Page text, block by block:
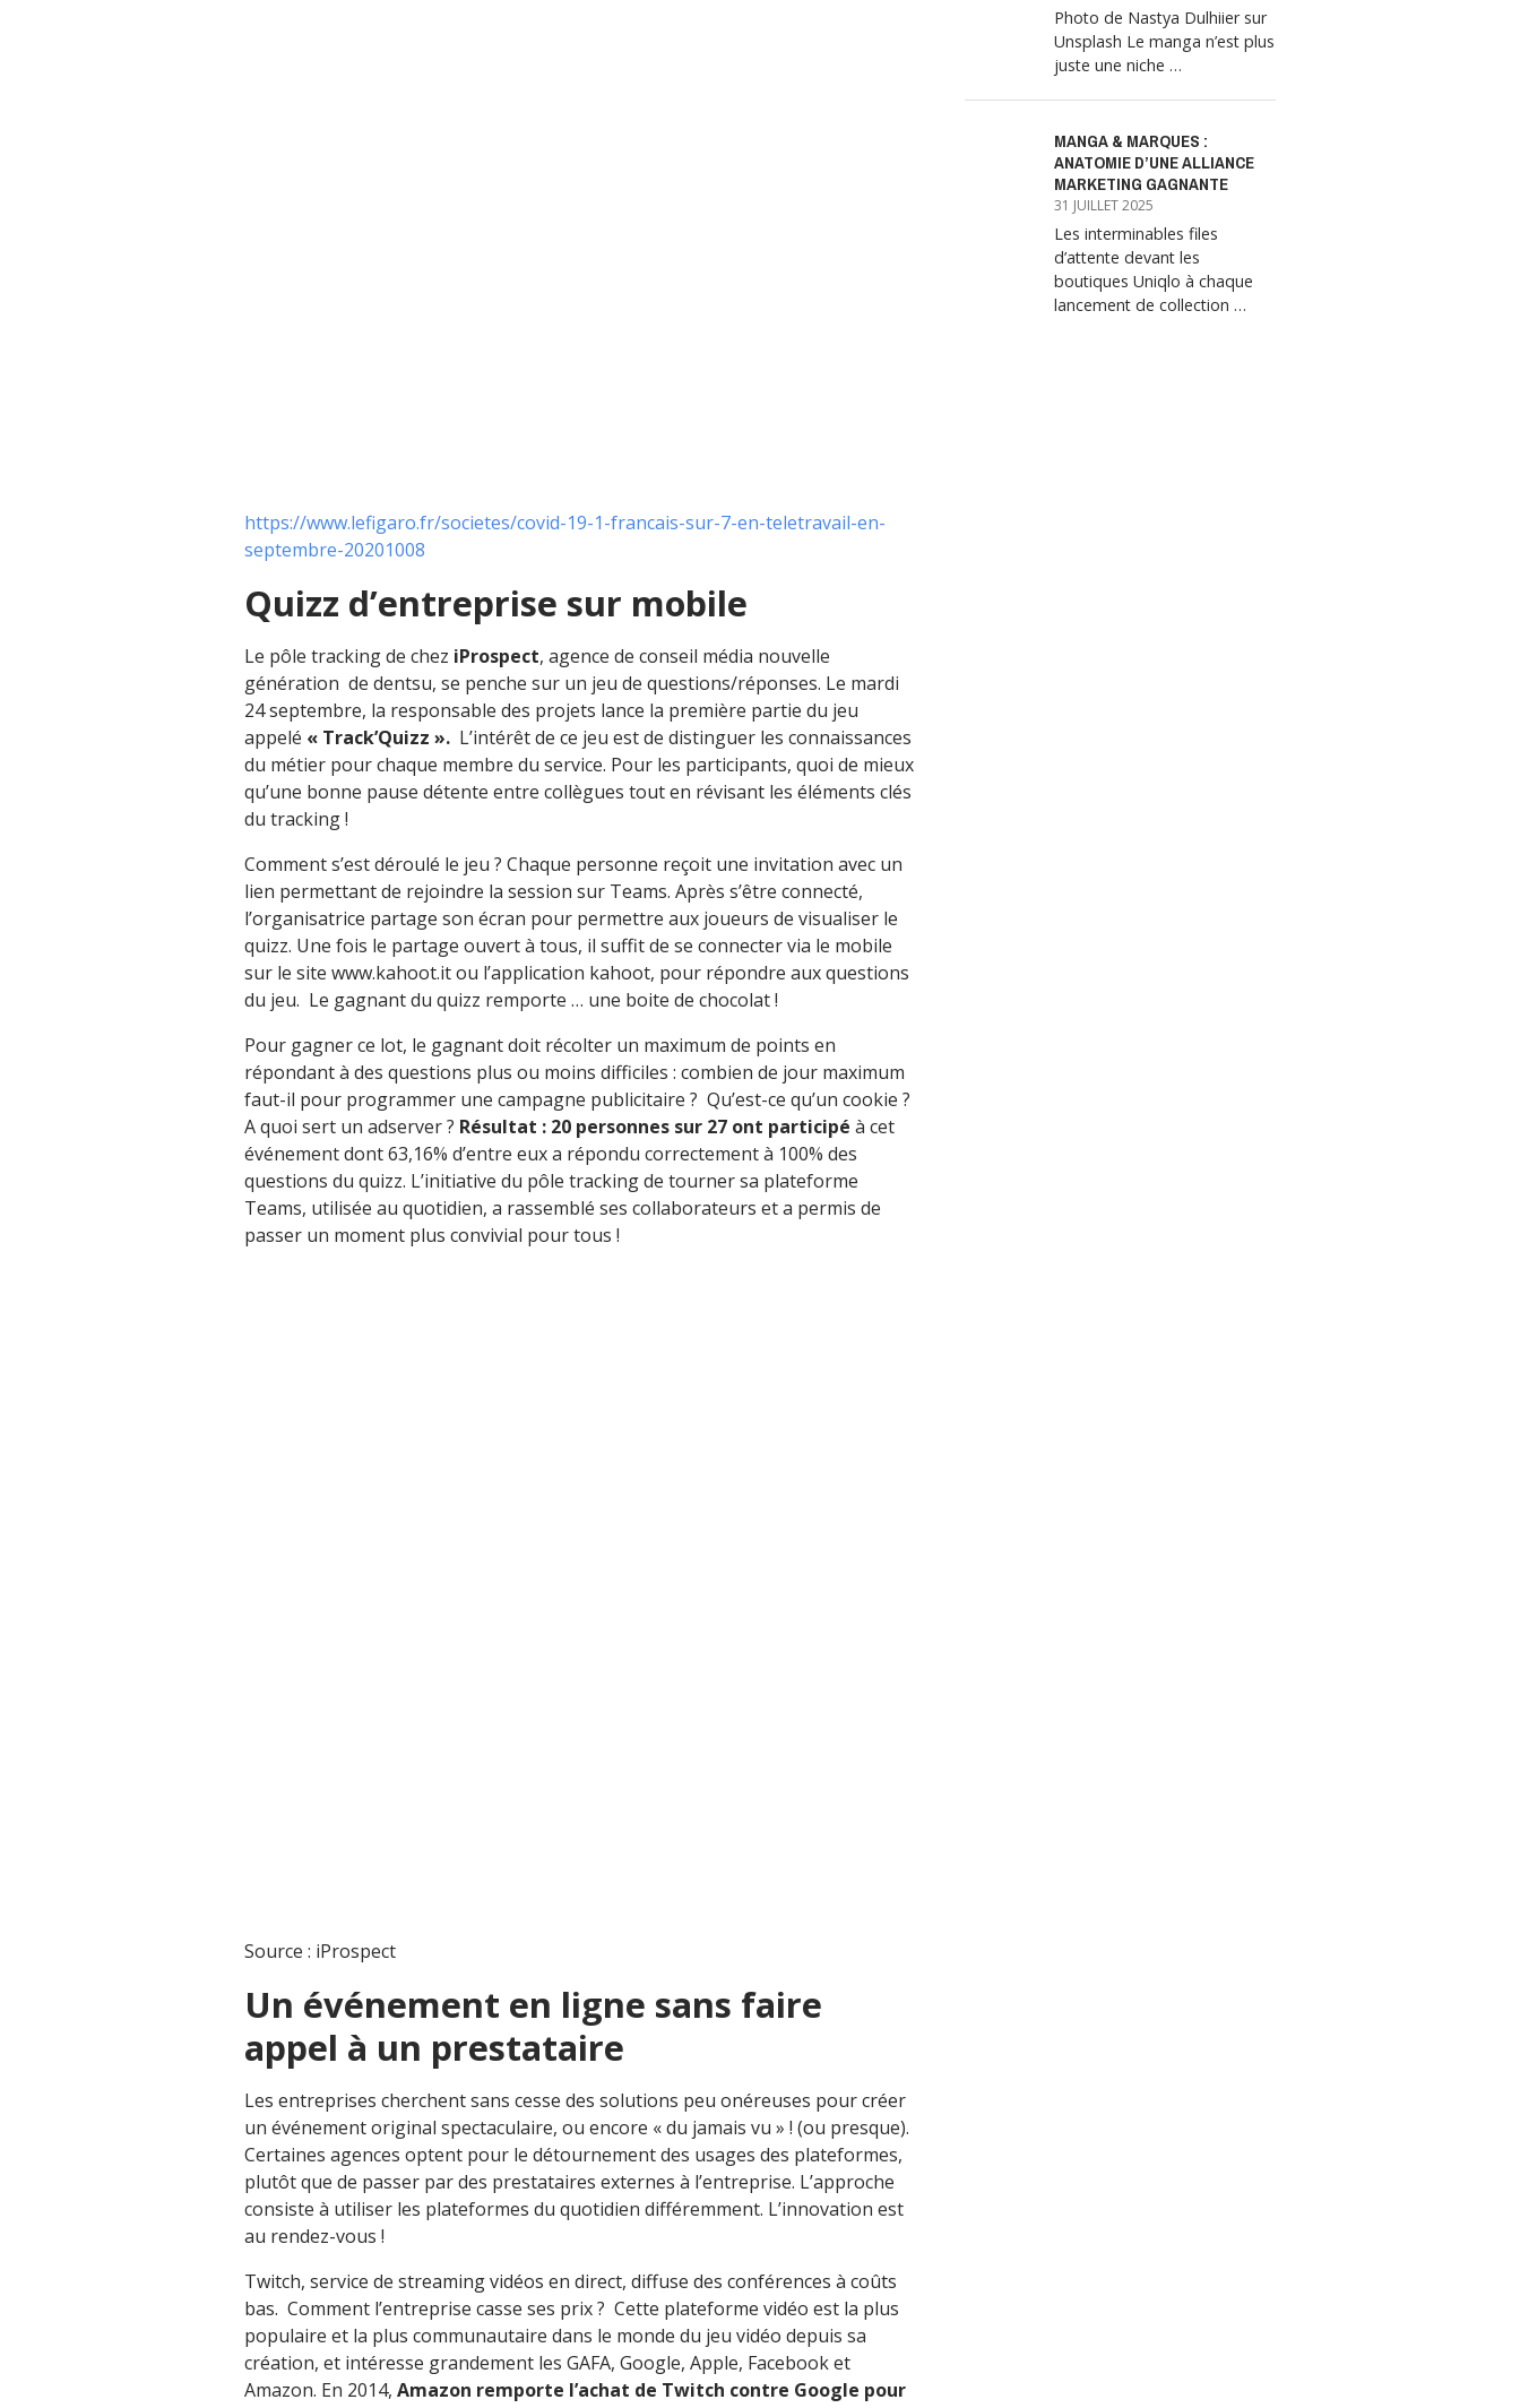
https://www.lefigaro.fr/societes/covid-19-1-francais-sur-7-en-teletravail-en-
septembre-20201008
Quizz d’entreprise sur mobile
Le pôle tracking de chez iProspect, agence de conseil média nouvelle
génération de dentsu, se penche sur un jeu de questions/réponses. Le mardi
24 septembre, la responsable des projets lance la première partie du jeu
appelé « Track’Quizz ». L’intérêt de ce jeu est de distinguer les connaissances
du métier pour chaque membre du service. Pour les participants, quoi de mieux
qu’une bonne pause détente entre collègues tout en révisant les éléments clés
du tracking !
Comment s’est déroulé le jeu ? Chaque personne reçoit une invitation avec un
lien permettant de rejoindre la session sur Teams. Après s’être connecté,
l’organisatrice partage son écran pour permettre aux joueurs de visualiser le
quizz. Une fois le partage ouvert à tous, il suffit de se connecter via le mobile
sur le site www.kahoot.it ou l’application kahoot, pour répondre aux questions
du jeu. Le gagnant du quizz remporte … une boite de chocolat !
Pour gagner ce lot, le gagnant doit récolter un maximum de points en
répondant à des questions plus ou moins difficiles : combien de jour maximum
faut-il pour programmer une campagne publicitaire ? Qu’est-ce qu’un cookie ?
A quoi sert un adserver ? Résultat : 20 personnes sur 27 ont participé à cet
événement dont 63,16% d’entre eux a répondu correctement à 100% des
questions du quizz. L’initiative du pôle tracking de tourner sa plateforme
Teams, utilisée au quotidien, a rassemblé ses collaborateurs et a permis de
passer un moment plus convivial pour tous !
Source : iProspect
Un événement en ligne sans faire
appel à un prestataire
Les entreprises cherchent sans cesse des solutions peu onéreuses pour créer
un événement original spectaculaire, ou encore « du jamais vu » ! (ou presque).
Certaines agences optent pour le détournement des usages des plateformes,
plutôt que de passer par des prestataires externes à l’entreprise. L’approche
consiste à utiliser les plateformes du quotidien différemment. L’innovation est
au rendez-vous !
Twitch, service de streaming vidéos en direct, diffuse des conférences à coûts
bas. Comment l’entreprise casse ses prix ? Cette plateforme vidéo est la plus
populaire et la plus communautaire dans le monde du jeu vidéo depuis sa
création, et intéresse grandement les GAFA, Google, Apple, Facebook et
Amazon. En 2014, Amazon remporte l’achat de Twitch contre Google pour
Photo de Nastya Dulhiier sur
Unsplash Le manga n’est plus
juste une niche …
MANGA & MARQUES :
ANATOMIE D’UNE ALLIANCE
MARKETING GAGNANTE
31 JUILLET 2025
Les interminables files
d’attente devant les
boutiques Uniqlo à chaque
lancement de collection …